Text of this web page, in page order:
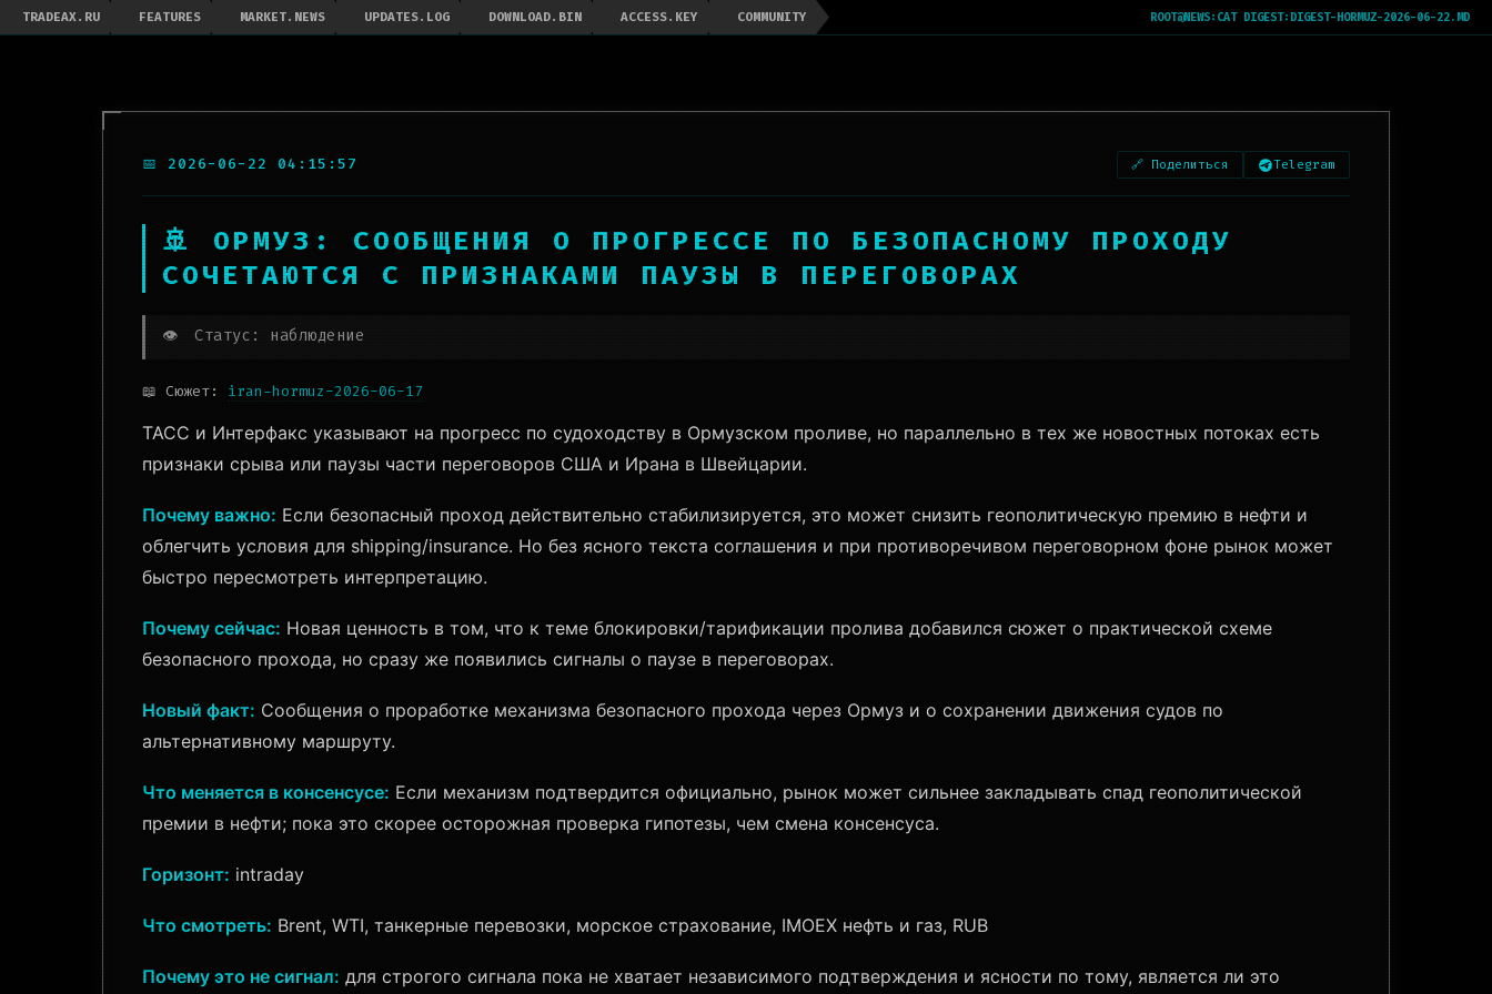
TRADEAX.RU FEATURES MARKET.NEWS UPDATES.LOG DOWNLOAD.BIN ACCESS.KEY COMMUNITY ROOT@NEWS: CAT DIGEST:DIGEST-HORMUZ-2026-06-22.MD
📅 2026-06-22 04:15:57 🔗 Поделиться Telegram
🚢 ОРМУЗ: СООБЩЕНИЯ О ПРОГРЕССЕ ПО БЕЗОПАСНОМУ ПРОХОДУ
СОЧЕТАЮТСЯ С ПРИЗНАКАМИ ПАУЗЫ В ПЕРЕГОВОРАХ
👁️ Статус: наблюдение
📖 Сюжет: iran-hormuz-2026-06-17
ТАСС и Интерфакс указывают на прогресс по судоходству в Ормузском проливе, но параллельно в тех же новостных потоках есть
признаки срыва или паузы части переговоров США и Ирана в Швейцарии.
Почему важно: Если безопасный проход действительно стабилизируется, это может снизить геополитическую премию в нефти и
облегчить условия для shipping/insurance. Но без ясного текста соглашения и при противоречивом переговорном фоне рынок может
быстро пересмотреть интерпретацию.
Почему сейчас: Новая ценность в том, что к теме блокировки/тарификации пролива добавился сюжет о практической схеме
безопасного прохода, но сразу же появились сигналы о паузе в переговорах.
Новый факт: Сообщения о проработке механизма безопасного прохода через Ормуз и о сохранении движения судов по
альтернативному маршруту.
Что меняется в консенсусе: Если механизм подтвердится официально, рынок может сильнее закладывать спад геополитической
премии в нефти; пока это скорее осторожная проверка гипотезы, чем смена консенсуса.
Горизонт: intraday
Что смотреть: Brent, WTI, танкерные перевозки, морское страхование, IMOEX нефть и газ, RUB
Почему это не сигнал: для строгого сигнала пока не хватает независимого подтверждения и ясности по тому, является ли это